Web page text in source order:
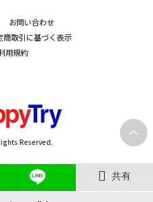
共有
お問い合わせ
商取引に基づく表示
用規約
Reserved.